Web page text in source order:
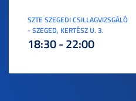
SZTE SZEGEDI CSILLAGVIZSGÁLÓ
- SZEGED, KERTÉSZ U. 3.
18:30 - 22:00